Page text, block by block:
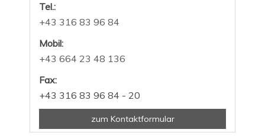
Tel.:
+43 316 83 96 84
Mobil:
+43 664 23 48 136
Fax:
+43 316 83 96 84 - 20
zum Kontaktformular